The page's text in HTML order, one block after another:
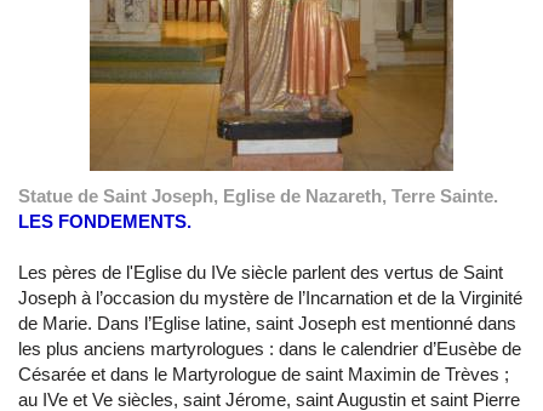
Statue de Saint Joseph, Eglise de Nazareth, Terre Sainte.
LES FONDEMENTS.
Les pères de l'Eglise du IVe siècle parlent des vertus de Saint
Joseph à l’occasion du mystère de l’Incarnation et de la Virginité
de Marie. Dans l’Eglise latine, saint Joseph est mentionné dans
les plus anciens martyrologues : dans le calendrier d’Eusèbe de
Césarée et dans le Martyrologue de saint Maximin de Trèves ;
au IVe et Ve siècles, saint Jérome, saint Augustin et saint Pierre